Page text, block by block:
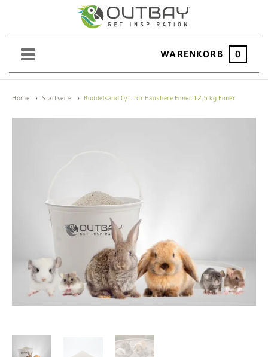
WARENKORB 0
SAATGUT
BEWÄSSERUNG
PFLANZEN
Home Startseite Buddelsand 0/1 für Haustiere Eimer 12,5 kg Eimer